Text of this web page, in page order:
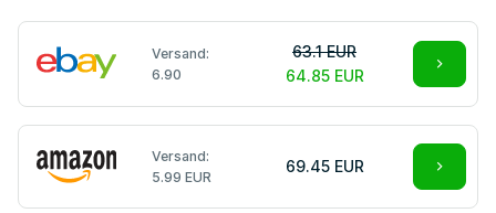
Versand:
6.90
63.1 EUR
64.85 EUR
Versand:
5.99 EUR
69.45 EUR